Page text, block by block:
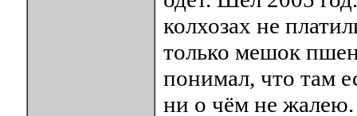
колхозах не
только мешок
понимал, что там
ни о чём не жалею.